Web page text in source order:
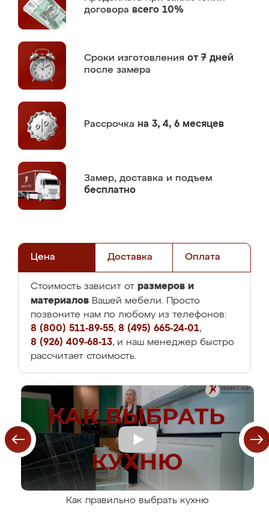
договора всего 10%
Сроки изготовления от 7 дней
после замера
Рассрочка на 3, 4, 6 месяцев
Замер, доставка и подъем
бесплатно
Цена Доставка Оплата
Стоимость зависит от размеров и
материалов Вашей мебели. Просто
позвоните нам по любому из телефонов:
8 (800) 511-89-55, 8 (495) 665-24-01,
8 (926) 409-68-13, и наш менеджер быстро
рассчитает стоимость.
Как правильно выбрать кухню